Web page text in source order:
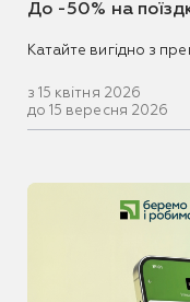
До -50% на
Катайте вигідно з
з 15 квітня 2026
до 15 вересня 2026